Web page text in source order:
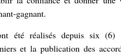
gagnant.
été réalisés depuis six
et la publication des